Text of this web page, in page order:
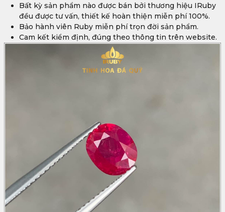
Bất kỳ sản phẩm nào được bán bởi thương hiệu IRuby
đều được tư vấn, thiết kế hoàn thiện miễn phí 100%.
Bảo hành viên Ruby miễn phí trọn đời sản phẩm.
Cam kết kiểm định, đúng theo thông tin trên website.